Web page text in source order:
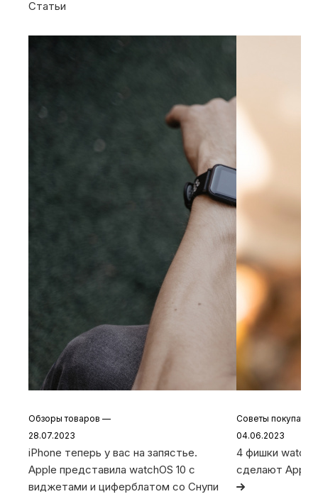
Статьи
Обзоры товаров —
28.07.2023
iPhone теперь у вас на запястье.
Apple представила watchOS 10 с
виджетами и циферблатом со Снупи
Советы
04.06.2023
4 фишки
сделают Apple